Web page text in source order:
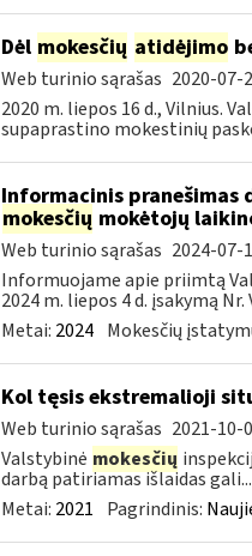
Dėl mokesčių atidėjimo
Web turinio sąrašas 2020-07-
2020 m. liepos 16 d., Vilnius.
supaprastino mokestinių
Informacinis pranešimas
mokesčių mokėtojų
Web turinio sąrašas 2024-07-
Informuojame apie priimtą
2024 m. liepos 4 d. įsakymą Nr.
Metai: 2024 Mokesčių
Kol tęsis ekstremalioji
Web turinio sąrašas 2021-10-
Valstybinė mokesčių
darbą patiriamas išlaidas gali...
Metai: 2021 Pagrindinis: